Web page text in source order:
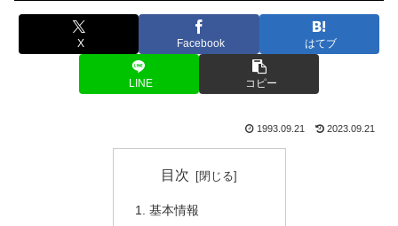
X Facebook はてブ
LINE コピー
1993.09.21 2023.09.21
目次
基本情報